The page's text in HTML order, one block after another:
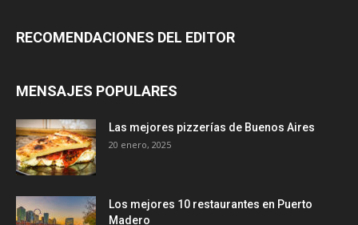
RECOMENDACIONES DEL EDITOR
MENSAJES POPULARES
Las mejores pizzerías de Buenos Aires
20 enero, 2025
Los mejores 10 restaurantes en Puerto
Madero